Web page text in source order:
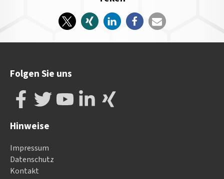
Folgen Sie uns
Hinweise
Impressum
Datenschutz
Kontakt